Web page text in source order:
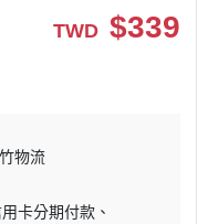
TWD $339
物流
卡分期付款